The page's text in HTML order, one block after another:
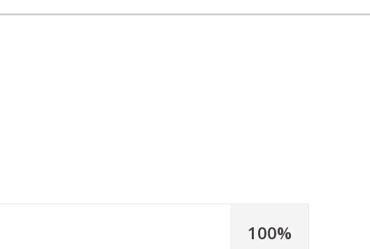
100%